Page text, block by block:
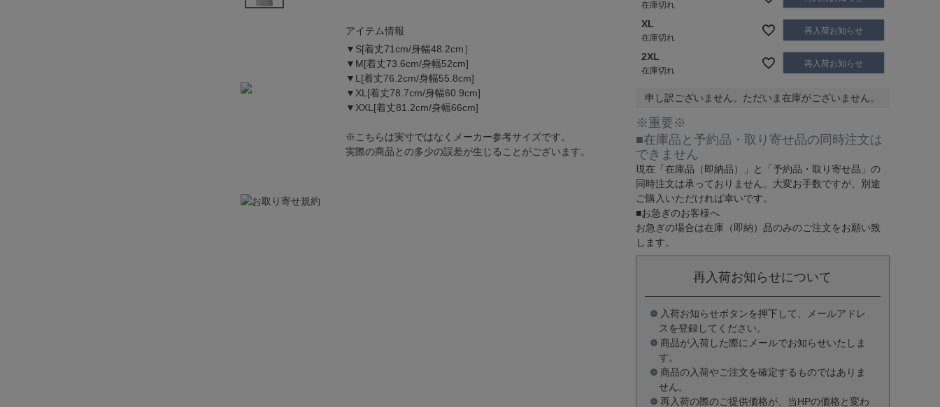
アイテム情報
▼S[着丈71cm/身幅48.2cm］
▼M[着丈73.6cm/身幅52cm]
▼L[着丈76.2cm/身幅55.8cm]
▼XL[着丈78.7cm/身幅60.9cm]
▼XXL[着丈81.2cm/身幅66cm]
※こちらは実寸ではなくメーカー参考サイズです。
実際の商品との多少の誤差が生じることがございます。
在庫切れ
XL
在庫切れ
再入荷お知らせ
2XL
在庫切れ
再入荷お知らせ
申し訳ございません。ただいま在庫がございません。
※重要※
■在庫品と予約品・取り寄せ品の同時注文は
できません
現在 「在庫品（即納品）」 と 「予約品・取り寄せ品」 の
同時注文は承っておりません。大変お手数ですが、別途
ご購入いただければ幸いです。
■お急ぎのお客様へ
お急ぎの場合は在庫（即納）品のみのご注文をお願い致
します。
再入荷お知らせについて
入荷お知らせボタンを押下して、メールアドレ
スを登録してください。
商品が入荷した際にメールでお知らせいたしま
す。
商品の入荷やご注文を確定するものではありま
せん。
再入荷の際のご提供価格が、当HPの価格と変わ